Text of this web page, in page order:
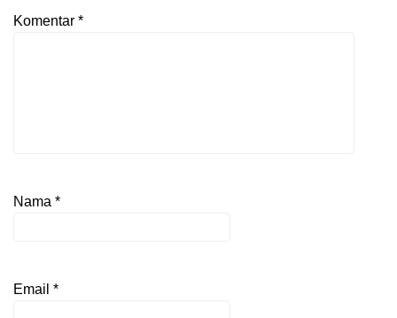
Komentar *
Nama *
Email *